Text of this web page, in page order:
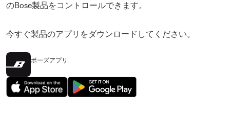
のBose製品をコントロールできます。
今すぐ製品のアプリをダウンロードしてください。
ボーズアプリ